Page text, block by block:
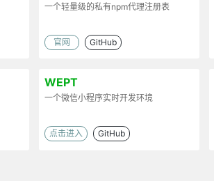
一个轻量级的私有npm代理注册表
官网 GitHub
WEPT
一个微信小程序实时开发环境
点击进入 GitHub